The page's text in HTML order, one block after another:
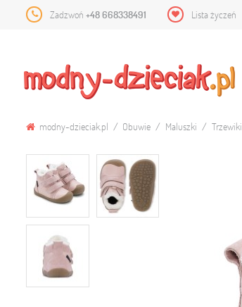
Zadzwoń +48 668338491 Lista życzeń
modny-dzieciak.pl Obuwie Maluszki Trzewiki